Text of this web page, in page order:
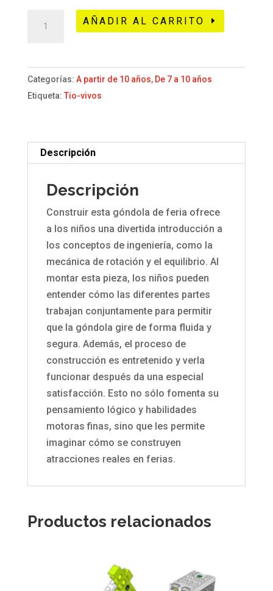
Lego
Essential
cantidad
AÑADIR AL CARRITO
Categorías: A partir de 10 años, De 7 a 10 años
Etiqueta: Tio-vivos
Descripción
Descripción
Construir esta góndola de feria ofrece
a los niños una divertida introducción a
los conceptos de ingeniería, como la
mecánica de rotación y el equilibrio. Al
montar esta pieza, los niños pueden
entender cómo las diferentes partes
trabajan conjuntamente para permitir
que la góndola gire de forma fluida y
segura. Además, el proceso de
construcción es entretenido y verla
funcionar después da una especial
satisfacción. Esto no sólo fomenta su
pensamiento lógico y habilidades
motoras finas, sino que les permite
imaginar cómo se construyen
atracciones reales en ferias.
Productos relacionados